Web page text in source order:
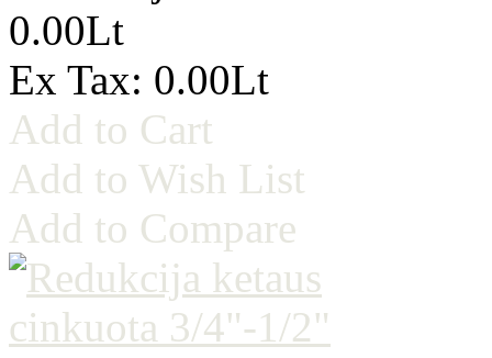
0.00Lt
Ex Tax: 0.00Lt
Add to Cart
Add to Wish List
Add to Compare